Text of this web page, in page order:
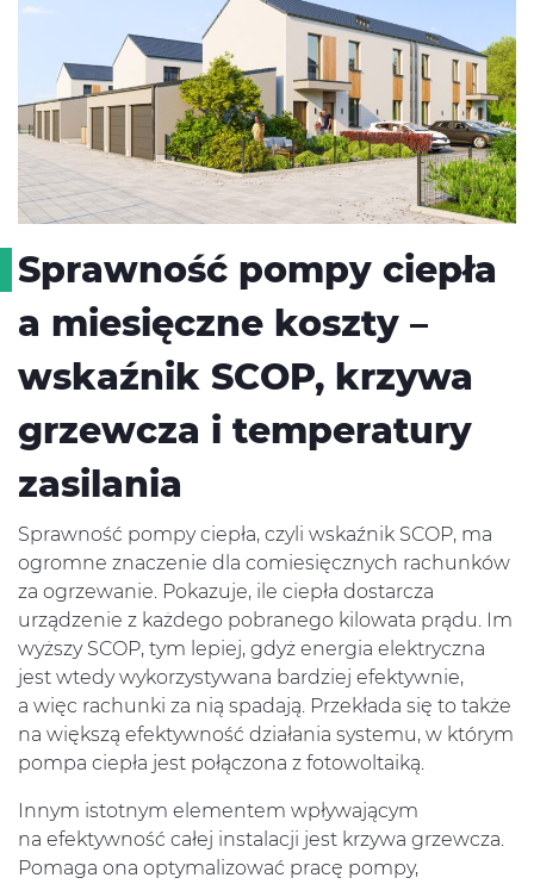
Sprawność pompy ciepła
a miesięczne koszty –
wskaźnik SCOP, krzywa
grzewcza i temperatury
zasilania
Sprawność pompy ciepła, czyli wskaźnik SCOP, ma
ogromne znaczenie dla comiesięcznych rachunków
za ogrzewanie. Pokazuje, ile ciepła dostarcza
urządzenie z każdego pobranego kilowata prądu. Im
wyższy SCOP, tym lepiej, gdyż energia elektryczna
jest wtedy wykorzystywana bardziej efektywnie,
a więc rachunki za nią spadają. Przekłada się to także
na większą efektywność działania systemu, w którym
pompa ciepła jest połączona z fotowoltaiką.
Innym istotnym elementem wpływającym
na efektywność całej instalacji jest krzywa grzewcza.
Pomaga ona optymalizować pracę pompy,